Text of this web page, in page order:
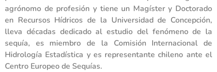
agrónomo de profesión y tiene un Magíster y Doctorado
en Recursos Hídricos de la Universidad de Concepción,
lleva décadas dedicado al estudio del fenómeno de la
sequía, es miembro de la Comisión Internacional de
Hidrología Estadística y es representante chileno ante el
Centro Europeo de Sequías.